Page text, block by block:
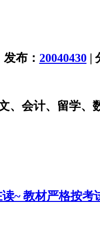
发布： 20040430 |
、会计、留学
~ 教材严格按